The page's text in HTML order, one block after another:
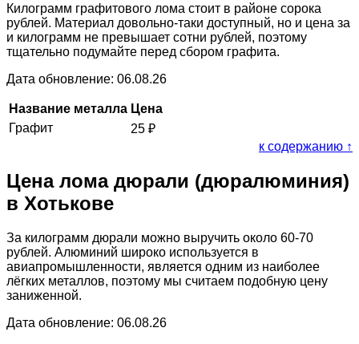
Килограмм графитового лома стоит в районе сорока
рублей. Материал довольно-таки доступный, но и цена за
и килограмм не превышает сотни рублей, поэтому
тщательно подумайте перед сбором графита.
Дата обновление: 06.08.26
Название металла Цена
Графит
25 ₽
к содержанию ↑
Цена лома дюрали (дюралюминия)
в Хотькове
За килограмм дюрали можно выручить около 60-70
рублей. Алюминий широко используется в
авиапромышленности, является одним из наиболее
лёгких металлов, поэтому мы считаем подобную цену
заниженной.
Дата обновление: 06.08.26